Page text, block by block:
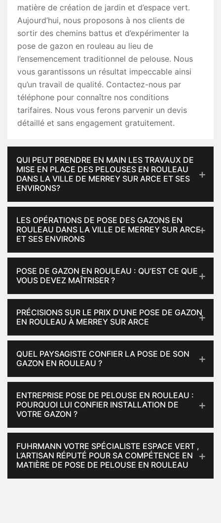
matière de création de jardin et d’espace vert.
Aujourd’hui, nous proposons à nos clients de
sortir des chemins battus et d’expérimenter la
pose de gazon en rouleau au lieu de
l’ensemencement traditionnel de pelouse. Nous
vous garantissons un résultat impeccable ainsi
qu’un travail de qualité. Contactez-nous par
téléphone pour connaître nos conditions
tarifaires. Nous vous ferons parvenir un devis
détaillé et sans engagement gratuitement.
QUI PEUT PRENDRE EN MAIN LES TRAVAUX DE
MISE EN PLACE DES PELOUSES EN ROULEAU
DANS LA VILLE DE MERREY SUR ARCE ET SES
ENVIRONS?
LES OPÉRATIONS DE POSE DES GAZONS EN
ROULEAU DANS LA VILLE DE MERREY SUR ARCE
ET SES ENVIRONS
POSE DE GAZON EN ROULEAU : QU’EST CE QUE
VOUS DEVEZ MAÎTRISER ?
PRÉCISIONS SUR LE PRIX D’UNE POSE DE GAZON
EN ROULEAU À MERREY SUR ARCE
QUEL PAYSAGISTE CONFIER LA POSE DE SON
GAZON EN ROULEAU ?
ENTREPRISE POSE DE PELOUSE EN ROULEAU :
POURQUOI LUI CONFIER INSTALLATION DE
VOTRE GAZON ?
FUHRMANN VOTRE SPÉCIALISTE ESPACE VERT ,
L’ARTISAN RÉPUTÉ POUR SA COMPÉTENCE EN
MATIÈRE DE POSE DE PELOUSE EN ROULEAU